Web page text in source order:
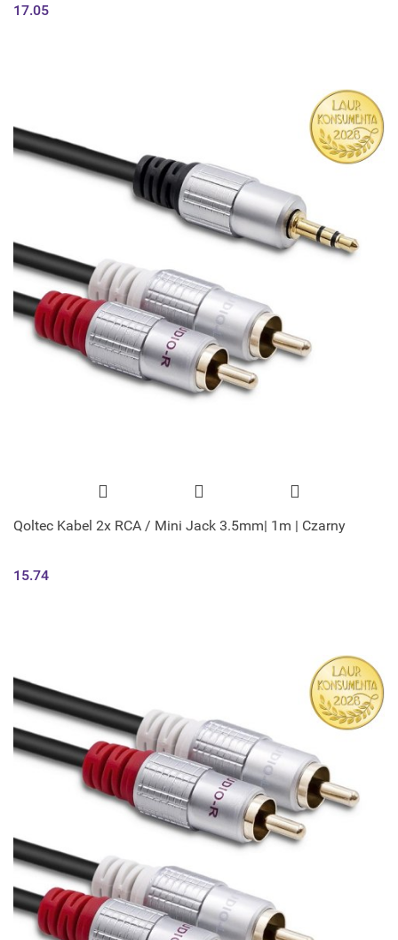
17.05
Qoltec Kabel 2x RCA / Mini Jack 3.5mm| 1m | Czarny
15.74